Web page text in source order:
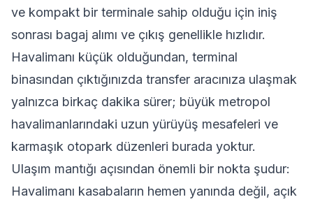
ve kompakt bir terminale sahip olduğu için iniş
sonrası bagaj alımı ve çıkış genellikle hızlıdır.
Havalimanı küçük olduğundan, terminal
binasından çıktığınızda transfer aracınıza ulaşmak
yalnızca birkaç dakika sürer; büyük metropol
havalimanlarındaki uzun yürüyüş mesafeleri ve
karmaşık otopark düzenleri burada yoktur.
Ulaşım mantığı açısından önemli bir nokta şudur:
Havalimanı kasabaların hemen yanında değil, açık